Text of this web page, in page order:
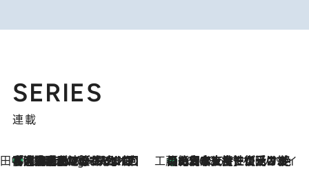
SERIES
連載
田中稲の勝手に再ブーム
4 Hours Ago
「湘南乃風に憧れて」観客大盛上がりの“タオル回し”に、ラッパー顔負けの高速歌唱まで…さだまさし（74）のアグレッシブすぎる現在地 工藤まやのおもてなしハワイ
2026.8.6
【ハワイ土産】ローカルの絶大な支持で復活！ 絶品の幻クッキー《元ファンの日本人女性が受け継いだ名店》